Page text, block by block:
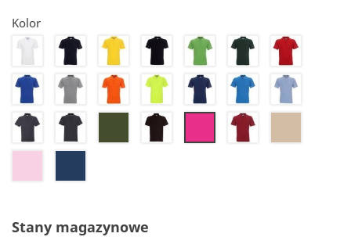
Kolor
20
22 24 26 27 28 30
32 34 36 41 42 44 46
48 50 61 72
Stany magazynowe